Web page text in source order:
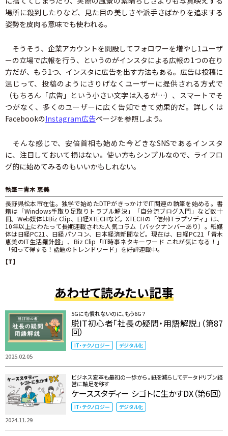
場所に殺到したりなど、見た目の美しさや派手さばかりを追求する
姿勢を皮肉る意味でも使われる。
そうそう、企業アカウントを開設してフォロワーを増やし1ユーザ
ーの立場で広報を行う、というのがインスタによる広報の1つの在り
方だが、もう1つ、インスタに広告を出す方法もある。広告は投稿に
混じって、投稿のようにさりげなくユーザーに提供される方式で
（もちろん「広告」という小さい文字は入るが…）、スマートでそ
つがなく、多くのユーザーに広く告知できて効果的だ。詳しくは
FacebookのInstagram広告ページを参照しよう。
そんな感じで、安倍首相も始めた今どきなSNSであるインスタ
に、注目しておいて損はない。使い方もシンプルなので、ライフロ
グ的に始めてみるのもいいかもしれない。
執筆＝青木 恵美
長野県松本市在住。独学で始めたDTPがきっかけでIT関連の執筆を始める。書
籍は「Windows手取り足取りトラブル解決」「自分流ブログ入門」など数十
冊。Web媒体はBiz Clip、日経XTECHなど。XTECHの「信州ITラプソディ」は、
10年以上にわたって長期連載された人気コラム（バックナンバーあり）。紙媒
体は日経PC21、日経パソコン、日本経済新聞など。現在は、日経PC21「青木
恵美のIT生活羅針盤」、Biz Clip「IT時事ネタキーワード これが気になる！」
「知って得する！話題のトレンドワード」を好評連載中。
【T】
あわせて読みたい記事
2025.02.05
5Gにも慣れないのに、もう6G？
脱IT初心者「社長の疑問・用語解説」（第87
回）
IT・テクノロジー デジタル化
2024.11.29
ビジネス変革も最初の一歩から。紙を減らしてデータドリブン経
営に軸足を移す
ケーススタディー シゴトに生かすDX（第6回）
IT・テクノロジー デジタル化